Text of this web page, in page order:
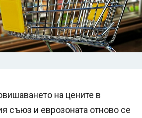
на цените в
съюз и еврозоната отново се